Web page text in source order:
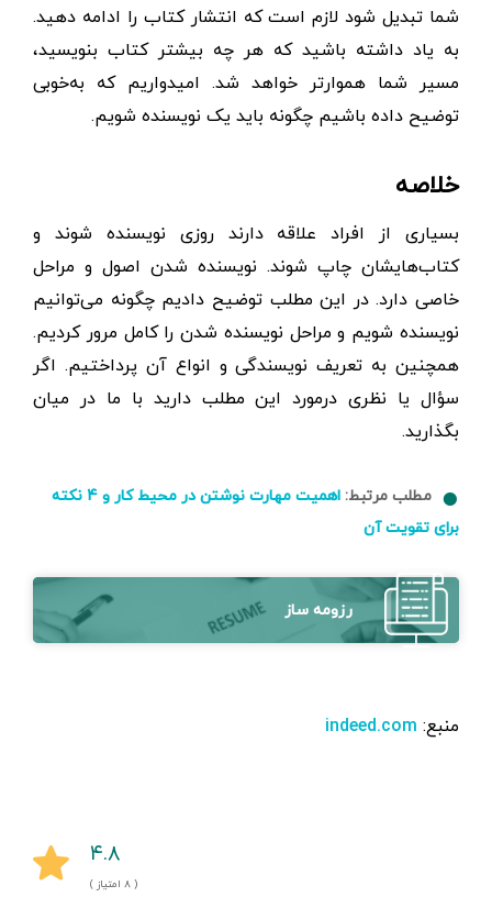
شما تبدیل شود لازم است که انتشار کتاب را ادامه دهید.
به یاد داشته باشید که هر چه بیشتر کتاب بنویسید،
مسیر شما هموارتر خواهد شد. امیدواریم که به‌خوبی
توضیح داده باشیم چگونه باید یک نویسنده شویم.
خلاصه
بسیاری از افراد علاقه دارند روزی نویسنده شوند و
کتاب‌هایشان چاپ شوند. نویسنده شدن اصول و مراحل
خاصی دارد. در این مطلب توضیح دادیم چگونه می‌توانیم
نویسنده شویم و مراحل نویسنده شدن را کامل مرور کردیم.
همچنین به تعریف نویسندگی و انواع آن پرداختیم. اگر
سؤال یا نظری درمورد این مطلب دارید با ما در میان
بگذارید.
مطلب مرتبط:
اهمیت مهارت نوشتن در محیط کار و ۴ نکته
برای تقویت آن
رزومه ساز
منبع: indeed.com
۴.۸
( ۸ امتیاز )